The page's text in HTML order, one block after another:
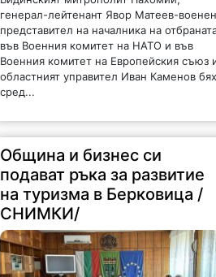
генерал-лейтенант Явор Матеев-
представител на началника на
във Военния комитет на НАТО и във
Военния комитет на Европейския съюз
областният управител Иван Каменов
Община и бизнес си
подават ръка за развитие
на туризма в Берковица /
СНИМКИ/